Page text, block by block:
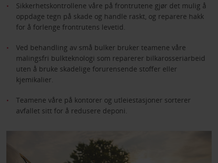
Sikkerhetskontrollene våre på frontrutene gjør det mulig å
oppdage tegn på skade og handle raskt, og reparere hakk
for å forlenge frontrutens levetid.
Ved behandling av små bulker bruker teamene våre
malingsfri bulkteknologi som reparerer bilkarosseriarbeid
uten å bruke skadelige forurensende stoffer eller
kjemikalier.
Teamene våre på kontorer og utleiestasjoner sorterer
avfallet sitt for å redusere deponi.